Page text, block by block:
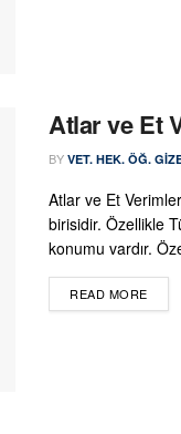
Atlar ve Et
BY VET. HEK. ÖĞ.
Atlar ve Et
birisidir. Özellikle
konumu vardır.
READ MORE